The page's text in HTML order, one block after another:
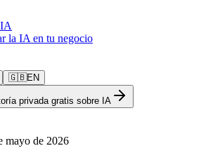
la IA en tu negocio
🇬🇧EN
privada gratis sobre IA
mayo de 2026